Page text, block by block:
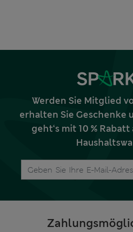
Werden Sie Mitglied
erhalten Sie Geschenke
geht‘s mit 10 %